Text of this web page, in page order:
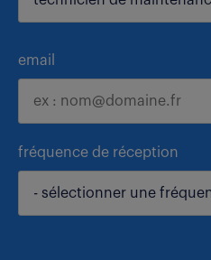
email
fréquence de réception
- sélectionner une